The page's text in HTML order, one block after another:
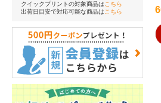
クイックプリントの対象商品は こちら
出荷日目安で対応可能な商品は こちら